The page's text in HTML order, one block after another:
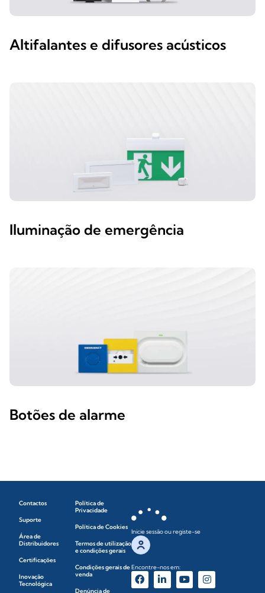
Altifalantes e difusores acústicos
Iluminação de emergência
Botões de alarme
Contactos
Suporte
Área de
Distribuidores
Certificações
Inovação
Tecnológica
Política de
Privacidade
Política de Cookies
Termos de utilização
e condições gerais
Condições gerais de
venda
Denúncia de
Inicie sessão ou registe-se
Encontre-nos em: